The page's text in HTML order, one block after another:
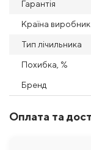
Гарантія
Країна виробник
Тип лічильника
Похибка, %
Бренд
Оплата та